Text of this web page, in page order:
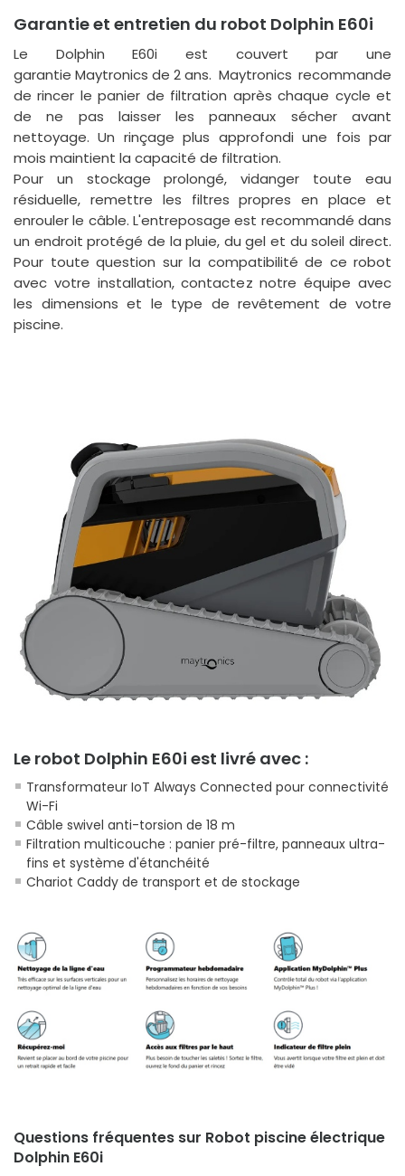
Garantie et entretien du robot Dolphin E60i
Le Dolphin E60i est couvert par une
garantie Maytronics de 2 ans. Maytronics recommande
de rincer le panier de filtration après chaque cycle et
de ne pas laisser les panneaux sécher avant
nettoyage. Un rinçage plus approfondi une fois par
mois maintient la capacité de filtration.
Pour un stockage prolongé, vidanger toute eau
résiduelle, remettre les filtres propres en place et
enrouler le câble. L'entreposage est recommandé dans
un endroit protégé de la pluie, du gel et du soleil direct.
Pour toute question sur la compatibilité de ce robot
avec votre installation, contactez notre équipe avec
les dimensions et le type de revêtement de votre
piscine.
Le robot Dolphin E60i est livré avec :
Transformateur IoT Always Connected pour connectivité
Wi-Fi
Câble swivel anti-torsion de 18 m
Filtration multicouche : panier pré-filtre, panneaux ultra-
fins et système d'étanchéité
Chariot Caddy de transport et de stockage
Questions fréquentes sur Robot piscine électrique
Dolphin E60i